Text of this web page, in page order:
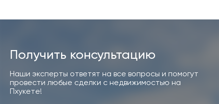
Получить консультацию
Наши эксперты ответят на все вопросы и помогут
провести любые сделки с недвижимостью на
Пхукете!